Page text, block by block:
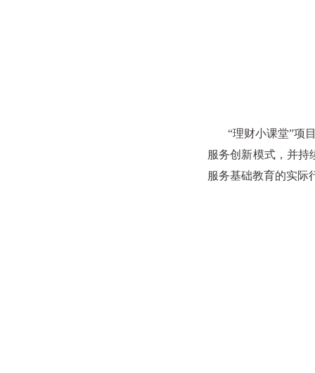
“理财小课堂”项
服务创新模式，并持
服务基础教育的实际